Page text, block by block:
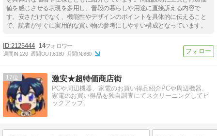
値を感じさせる表現を多用し、普段の暮らしや用途に直接訴える内容で
す。安さだけでなく、機能性やデザインのポイントを具体的に伝えること
で、読者がすぐに実用的な買い物の参考にしやすい構成となっています。
2125444 14
週間IN:220 週間OUT:6180 月間IN:860
17 激安★超特価商店街
PCや周辺機器、家電のお買い得品紹介PCや周辺機器、
家電のお買い得品を独自調査にてスクリーニングしてピ
ックアップ。